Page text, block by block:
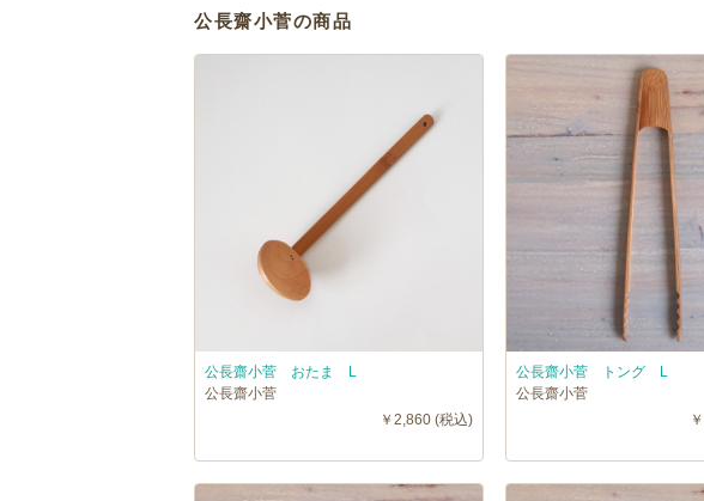
公長齋小菅の商品
公長齋小菅 おたま L
公長齋小菅
￥2,860 (税込)
公長齋小菅 トング L
公長齋小菅